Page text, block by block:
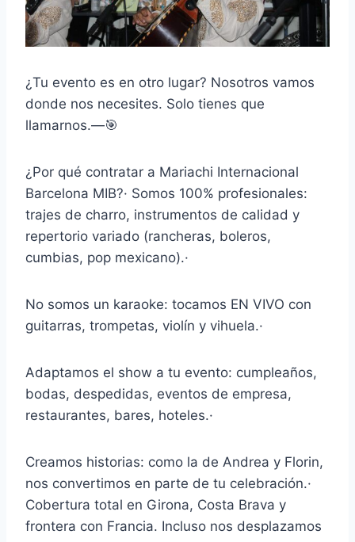
¿Tu evento es en otro lugar? Nosotros vamos
donde nos necesites. Solo tienes que
llamarnos.—🎯
¿Por qué contratar a Mariachi Internacional
Barcelona MIB?· Somos 100% profesionales:
trajes de charro, instrumentos de calidad y
repertorio variado (rancheras, boleros,
cumbias, pop mexicano).·
No somos un karaoke: tocamos EN VIVO con
guitarras, trompetas, violín y vihuela.·
Adaptamos el show a tu evento: cumpleaños,
bodas, despedidas, eventos de empresa,
restaurantes, bares, hoteles.·
Creamos historias: como la de Andrea y Florin,
nos convertimos en parte de tu celebración.·
Cobertura total en Girona, Costa Brava y
frontera con Francia. Incluso nos desplazamos